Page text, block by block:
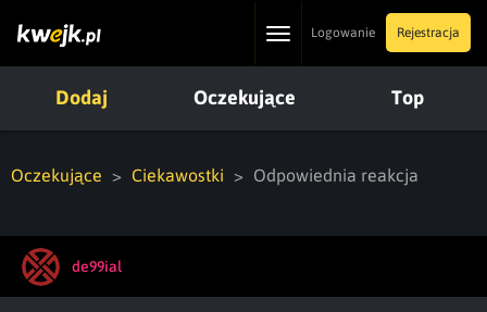
ToggleLogowanie Rejestracja
Dodaj Oczekujące Top
Oczekujące Ciekawostki Odpowiednia reakcja
de99ial